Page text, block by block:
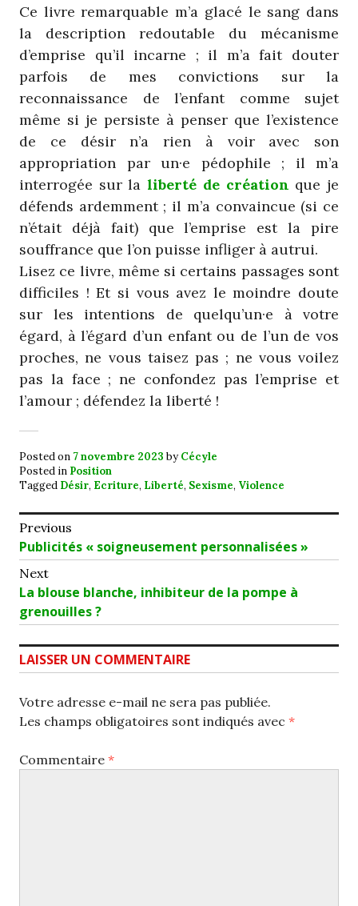
Ce livre remarquable m’a glacé le sang dans
la description redoutable du mécanisme
d’emprise qu’il incarne ; il m’a fait douter
parfois de mes convictions sur la
reconnaissance de l’enfant comme sujet
même si je persiste à penser que l’existence
de ce désir n’a rien à voir avec son
appropriation par un·e pédophile ; il m’a
interrogée sur laliberté de création que je
défends ardemment ; il m’a convaincue (si ce
n’était déjà fait) que l’emprise est la pire
souffrance que l’on puisse infliger à autrui.
Lisez ce livre, même si certains passages sont
difficiles ! Et si vous avez le moindre doute
sur les intentions de quelqu’un·e à votre
égard, à l’égard d’un enfant ou de l’un de vos
proches, ne vous taisez pas ; ne vous voilez
pas la face ; ne confondez pas l’emprise et
l’amour ; défendez la liberté !
Posted on 7 novembre 2023 byCécyle
Posted in Position
Tagged Désir, Ecriture, Liberté, Sexisme, Violence
Navigation
de
l’article
Previous
Previous
post:
Publicités « soigneusement personnalisées »
Next
Next
post:
La blouse blanche, inhibiteur de la pompe à
grenouilles ?
LAISSER UN COMMENTAIRE
Votre adresse e-mail ne sera pas publiée.
Les champs obligatoires sont indiqués avec *
Commentaire *